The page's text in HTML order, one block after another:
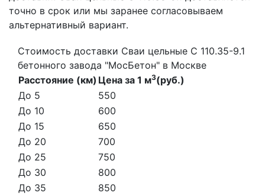
точно в срок или мы заранее согласовываем
альтернативный вариант.
Стоимость доставки Сваи цельные С 110.35-9.1
бетонного завода "МосБетон" в Москве
Расстояние (км) Цена за 1 м3(руб.)
До 5
550
До 10
600
До 15
650
До 20
700
До 25
750
До 30
800
До 35
850